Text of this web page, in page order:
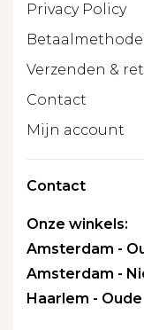
Privacy Policy
Verzenden &
Contact
Mijn account
Contact
Onze winkels:
Amsterdam -
Amsterdam -
Haarlem -